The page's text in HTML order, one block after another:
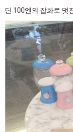
단 100엔의 잡화로 멋